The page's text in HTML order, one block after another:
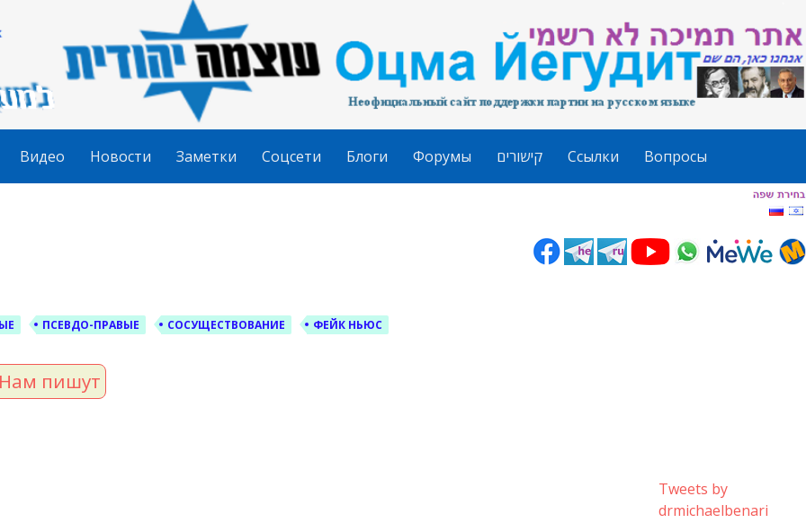
Видео Новости Заметки Соцсети Блоги Форумы קישורים Ссылки Вопросы
ПСЕВДО-ПРАВЫЕ СОСУЩЕСТВОВАНИЕ ФЕЙК НЬЮС
Нам пишут
Tweets by
drmichaelbenari